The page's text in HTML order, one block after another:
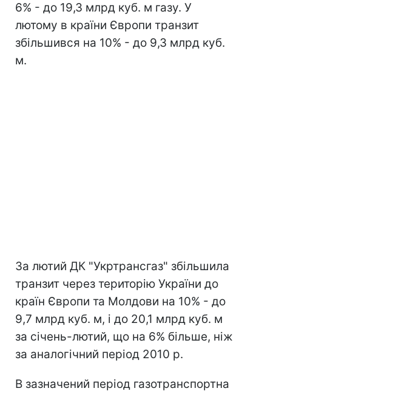
6% - до 19,3 млрд куб. м газу. У
лютому в країни Європи транзит
збільшився на 10% - до 9,3 млрд куб.
м.
За лютий ДК "Укртрансгаз" збільшила
транзит через територію України до
країн Європи та Молдови на 10% - до
9,7 млрд куб. м, і до 20,1 млрд куб. м
за січень-лютий, що на 6% більше, ніж
за аналогічний період 2010 р.
В зазначений період газотранспортна